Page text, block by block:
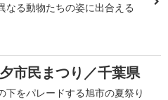
なる動物たちの姿に出合える
市民まつり／千葉県
下をパレードする旭市の夏祭り